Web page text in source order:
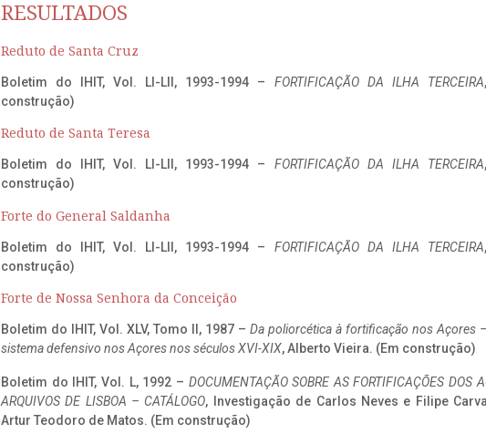
RESULTADOS
Reduto de Santa Cruz
Boletim do IHIT, Vol. LI-LII, 1993-1994 – FORTIFICAÇÃO DA ILHA TERCEIRA
construção)
Reduto de Santa Teresa
Boletim do IHIT, Vol. LI-LII, 1993-1994 – FORTIFICAÇÃO DA ILHA TERCEIRA
construção)
Forte do General Saldanha
Boletim do IHIT, Vol. LI-LII, 1993-1994 – FORTIFICAÇÃO DA ILHA TERCEIRA
construção)
Forte de Nossa Senhora da Conceição
Boletim do IHIT, Vol. XLV, Tomo II, 1987 – Da poliorcética à fortificação nos Açores
sistema defensivo nos Açores nos séculos XVI-XIX, Alberto Vieira. (Em construção)
Boletim do IHIT, Vol. L, 1992 – DOCUMENTAÇÃO SOBRE AS FORTIFICAÇÕES DOS
ARQUIVOS DE LISBOA – CATÁLOGO, Investigação de Carlos Neves e Filipe
Artur Teodoro de Matos. (Em construção)